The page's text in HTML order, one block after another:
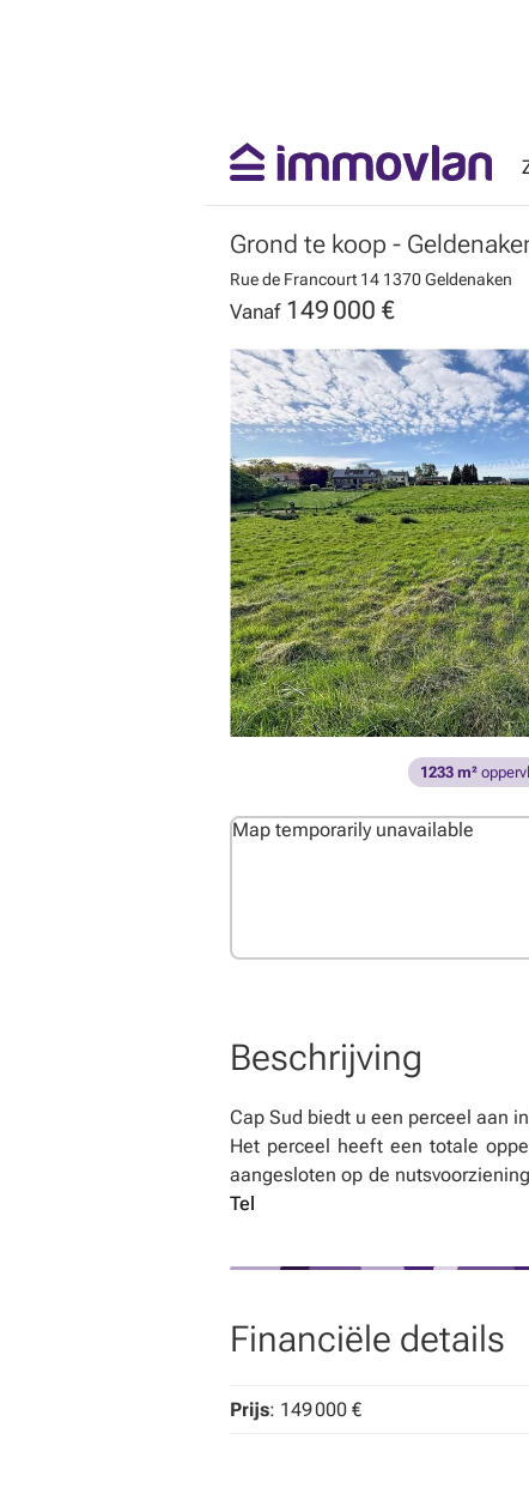
Grond te koop -
Rue de Francourt 14 1370 Geldenaken
Vanaf149 000 €
1233 m²
Map temporarily unavailable
Beschrijving
Cap Sud biedt u een perceel aan
Het perceel heeft een totale
aangesloten op de
Tel
Financiële details
Prijs: 149 000 €